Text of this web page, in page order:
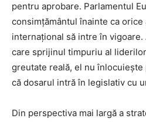
pentru aprobare. Parlamentul
consimțământul înainte ca orice
internațional să intre în
care sprijinul timpuriu al
greutate reală, el nu
că dosarul intră în legislativ cu
Din perspectiva mai largă a